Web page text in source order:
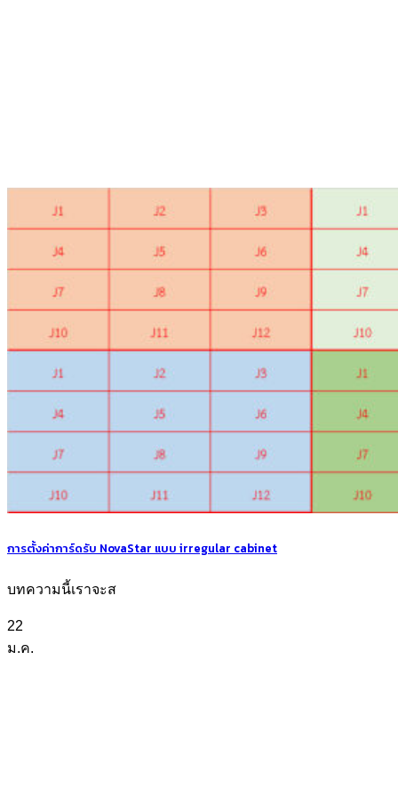
การตั้งค่าการ์ดรับ NovaStar แบบ irregular cabinet
บทความนี้เราจะส
22
ม.ค.